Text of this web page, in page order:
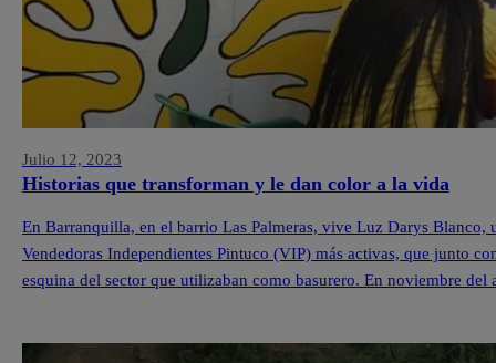
Julio 12, 2023
Historias que transforman y le dan color a la vida
En Barranquilla, en el barrio Las Palmeras, vive Luz Darys Blanco,
Vendedoras Independientes Pintuco (VIP) más activas, que junto
esquina del sector que utilizaban como basurero. En noviembre